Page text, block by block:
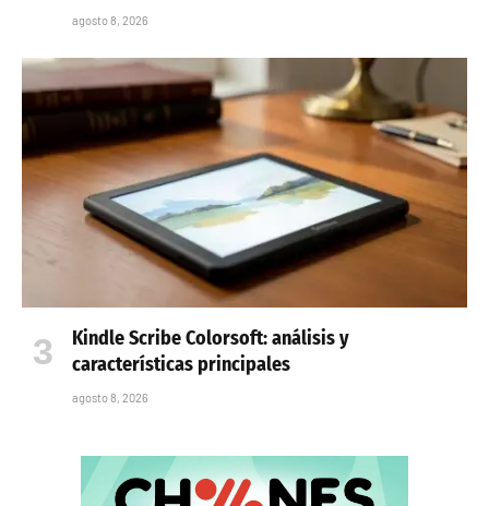
agosto 8, 2026
Kindle Scribe Colorsoft: análisis y
características principales
agosto 8, 2026